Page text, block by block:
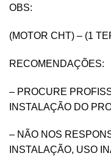
OBS:
(MOTOR CHT) – (1
RECOMENDAÇÕES:
– PROCURE
INSTALAÇÃO DO
– NÃO NOS
INSTALAÇÃO, USO